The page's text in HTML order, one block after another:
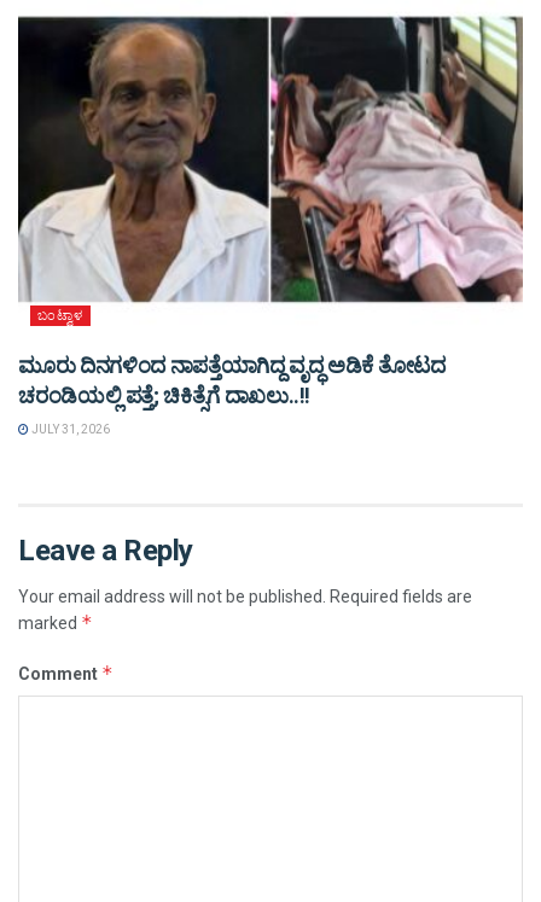
ಬಂಟ್ವಾಳ
ಮೂರು ದಿನಗಳಿಂದ ನಾಪತ್ತೆಯಾಗಿದ್ದ ವೃದ್ಧ ಅಡಿಕೆ ತೋಟದ
ಚರಂಡಿಯಲ್ಲಿ ಪತ್ತೆ; ಚಿಕಿತ್ಸೆಗೆ ದಾಖಲು..!!
JULY 31, 2026
Leave a Reply
Your email address will not be published.
Required fields are
marked *
Comment *